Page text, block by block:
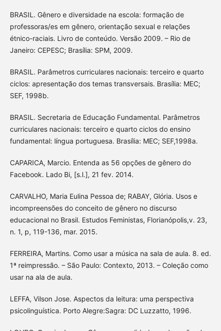
BRASIL. Gênero e diversidade na escola: formação de
professoras/es em gênero, orientação sexual e relações
étnico-raciais. Livro de conteúdo. Versão 2009. – Rio de
Janeiro: CEPESC; Brasília: SPM, 2009.
BRASIL. Parâmetros curriculares nacionais: terceiro e quarto
ciclos: apresentação dos temas transversais. Brasília: MEC;
SEF, 1998b.
BRASIL. Secretaria de Educação Fundamental. Parâmetros
curriculares nacionais: terceiro e quarto ciclos do ensino
fundamental: língua portuguesa. Brasília: MEC; SEF,1998a.
CAPARICA, Marcio. Entenda as 56 opções de gênero do
Facebook. Lado Bi, [s.l.], 21 fev. 2014.
CARVALHO, Maria Eulina Pessoa de; RABAY, Glória. Usos e
incompreensões do conceito de gênero no discurso
educacional no Brasil. Estudos Feministas, Florianópolis,v. 23,
n. 1, p, 119-136, mar. 2015.
FERREIRA, Martins. Como usar a música na sala de aula. 8. ed.
1ª reimpressão. – São Paulo: Contexto, 2013. – Coleção como
usar na ala de aula.
LEFFA, Vilson Jose. Aspectos da leitura: uma perspectiva
psicolinguística. Porto Alegre:Sagra: DC Luzzatto, 1996.